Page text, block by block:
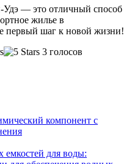
Удэ — это отличный способ
жилье в
первый шаг к новой жизни!
3 голосов
компонент с
емкостей для воды: